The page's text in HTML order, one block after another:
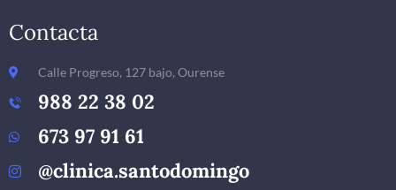
Contacta
Calle Progreso, 127 bajo, Ourense
988 22 38 02
673 97 91 61
@clinica.santodomingo